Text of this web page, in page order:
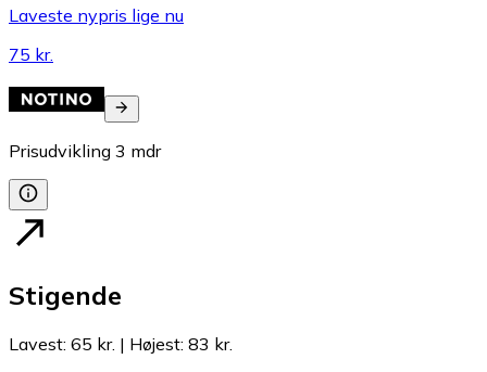
Laveste nypris lige nu
75 kr.
Prisudvikling 3 mdr
Stigende
Lavest: 65 kr. | Højest: 83 kr.